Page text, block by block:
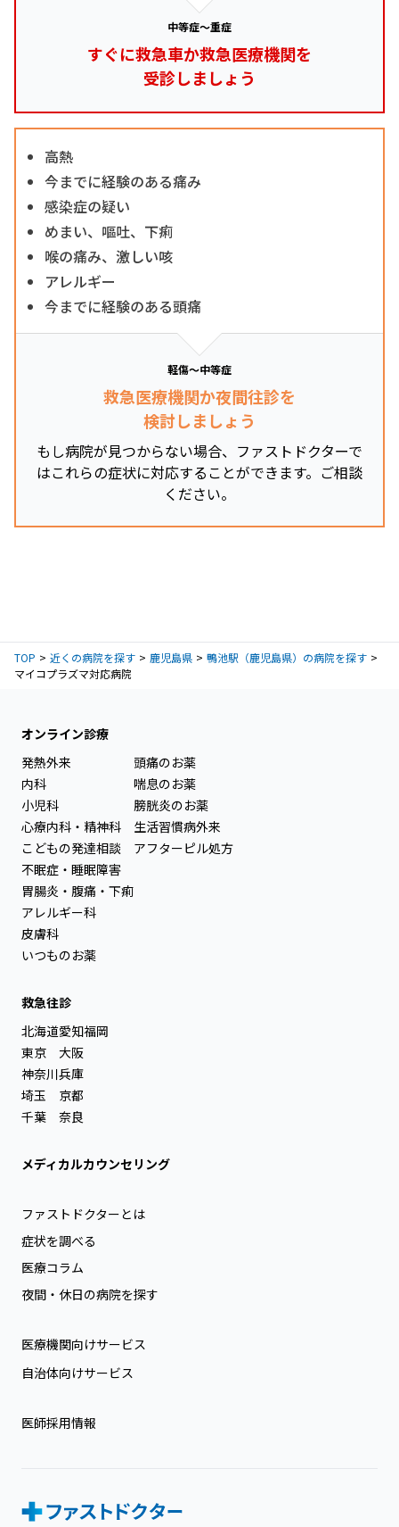
中等症～重症
すぐに救急車か救急医療機関を
受診しましょう
高熱
今までに経験のある痛み
感染症の疑い
めまい、嘔吐、下痢
喉の痛み、激しい咳
アレルギー
今までに経験のある頭痛
軽傷～中等症
救急医療機関か夜間往診を
検討しましょう
もし病院が見つからない場合、ファストドクターで
はこれらの症状に対応することができます。ご相談
ください。
TOP 近くの病院を探す 鹿児島県
鴨池駅（鹿児島県）の病院を探す
マイコプラズマ対応病院
オンライン診療
発熱外来
内科
小児科
心療内科・精神科
こどもの発達相談
不眠症・睡眠障害
胃腸炎・腹痛・下痢
アレルギー科
皮膚科
いつものお薬
頭痛のお薬
喘息のお薬
膀胱炎のお薬
生活習慣病外来
アフターピル処方
救急往診
北海道
東京
神奈川
埼玉
千葉
愛知
大阪
兵庫
京都
奈良
福岡
メディカルカウンセリング
ファストドクターとは
症状を調べる
医療コラム
夜間・休日の病院を探す
医療機関向けサービス
自治体向けサービス
医師採用情報